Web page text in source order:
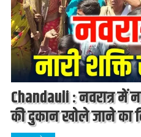
Chandauli : नवरात्र में
की दुकान खोले जाने का